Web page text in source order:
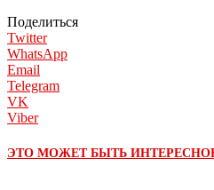
Поделиться
Twitter
WhatsApp
Email
Telegram
VK
Viber
ЭТО МОЖЕТ БЫТЬ ИНТЕРЕСНО